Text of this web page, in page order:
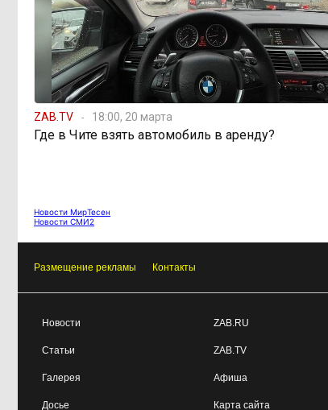
ZAB.TV 18:00, 20 марта
Где в Чите взять автомобиль в аренду?
Новости МирТесен
Новости СМИ2
Размещение рекламы Контакты
Новости
Статьи
Галерея
Досье
ZAB.RU
ZAB.TV
Афиша
Карта сайта